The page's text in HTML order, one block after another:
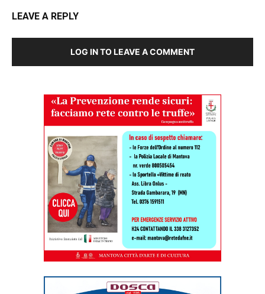
LEAVE A REPLY
LOG IN TO LEAVE A COMMENT